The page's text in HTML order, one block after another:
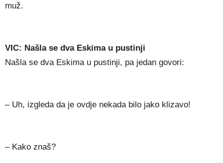
muž.
VIC: Našla se dva Eskima u pustinji
Našla se dva Eskima u pustinji, pa jedan govori:
– Uh, izgleda da je ovdje nekada bilo jako klizavo!
– Kako znaš?